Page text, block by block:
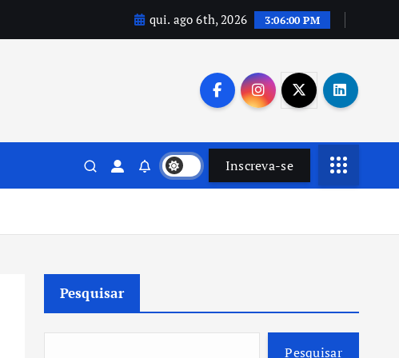
qui. ago 6th, 2026 3:06:01 PM
Inscreva-se
Pesquisar
Pesquisar